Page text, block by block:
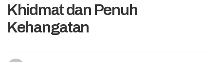
Khidmat dan Penuh
Kehangatan